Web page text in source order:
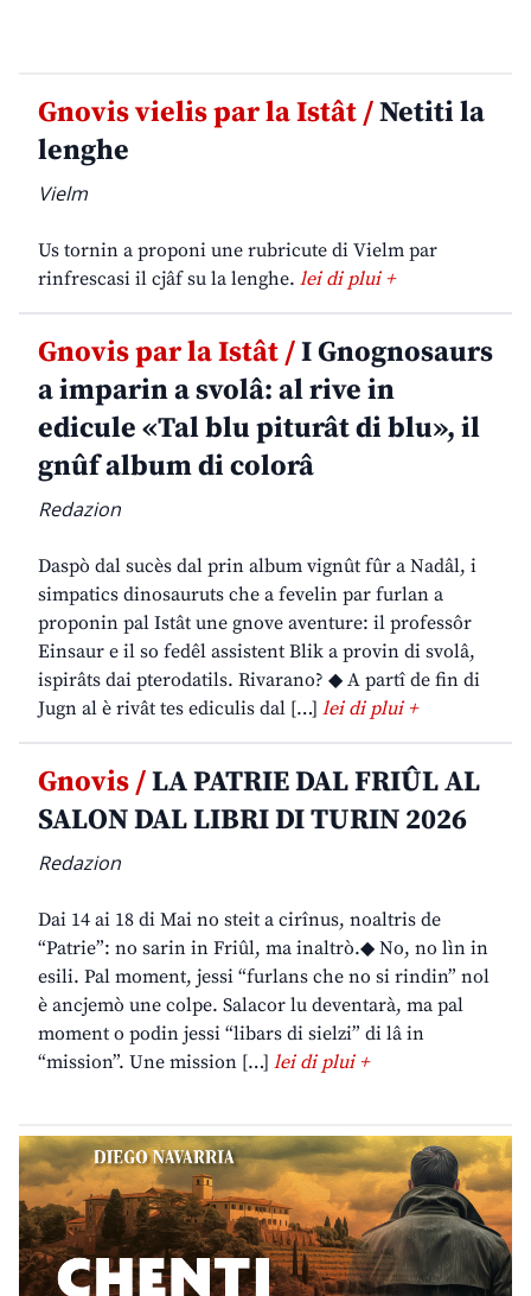
Gnovis vielis par la Istât /Netiti la
lenghe
Vielm
Us tornin a proponi une rubricute di Vielm par
rinfrescasi il cjâf su la lenghe. lei di plui +
Gnovis par la Istât /I Gnognosaurs
a imparin a svolâ: al rive in
edicule «Tal blu piturât di blu», il
gnûf album di colorâ
Redazion
Daspò dal sucès dal prin album vignût fûr a Nadâl, i
simpatics dinosauruts che a fevelin par furlan a
proponin pal Istât une gnove aventure: il professôr
Einsaur e il so fedêl assistent Blik a provin di svolâ,
ispirâts dai pterodatils. Rivarano? ◆ A partî de fin di
Jugn al è rivât tes ediculis dal […] lei di plui +
Gnovis /LA PATRIE DAL FRIÛL AL
SALON DAL LIBRI DI TURIN 2026
Redazion
Dai 14 ai 18 di Mai no steit a cirînus, noaltris de
“Patrie”: no sarin in Friûl, ma inaltrò.◆ No, no lìn in
esili. Pal moment, jessi “furlans che no si rindin” nol
è ancjemò une colpe. Salacor lu deventarà, ma pal
moment o podin jessi “libars di sielzi” di lâ in
“mission”. Une mission […] lei di plui +